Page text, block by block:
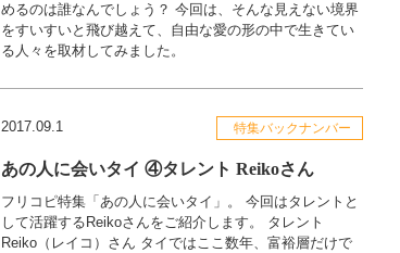
めるのは誰なんでしょう？ 今回は、そんな見えない境界
をすいすいと飛び越えて、自由な愛の形の中で生きてい
る人々を取材してみました。
2017.09.1 特集バックナンバー
あの人に会いタイ ④タレント Reikoさん
フリコピ特集「あの人に会いタイ」。 今回はタレントと
して活躍するReikoさんをご紹介します。 タレント
Reiko（レイコ）さん タイではここ数年、富裕層だけで